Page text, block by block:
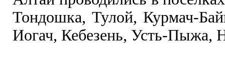
Тондошка, Тулой, Курмач-
Иогач, Кебезень, Усть-Пыжа,